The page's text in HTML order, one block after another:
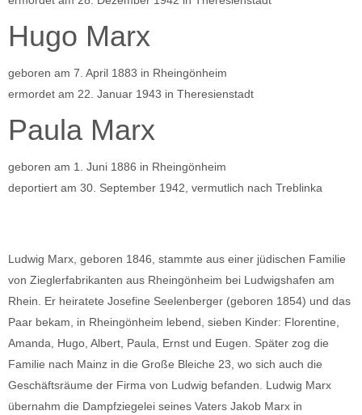
Hugo Marx
geboren am 7. April 1883 in Rheingönheim
ermordet am 22. Januar 1943 in Theresienstadt
Paula Marx
geboren am 1. Juni 1886 in Rheingönheim
deportiert am 30. September 1942, vermutlich nach Treblinka
Ludwig Marx, geboren 1846, stammte aus einer jüdischen Familie
von Zieglerfabrikanten aus Rheingönheim bei Ludwigshafen am
Rhein. Er heiratete Josefine Seelenberger (geboren 1854) und das
Paar bekam, in Rheingönheim lebend, sieben Kinder: Florentine,
Amanda, Hugo, Albert, Paula, Ernst und Eugen. Später zog die
Familie nach Mainz in die Große Bleiche 23, wo sich auch die
Geschäftsräume der Firma von Ludwig befanden. Ludwig Marx
übernahm die Dampfziegelei seines Vaters Jakob Marx in